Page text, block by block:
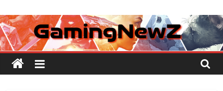
au
contenu
GamingNewZ
Tests
et
Actu
des